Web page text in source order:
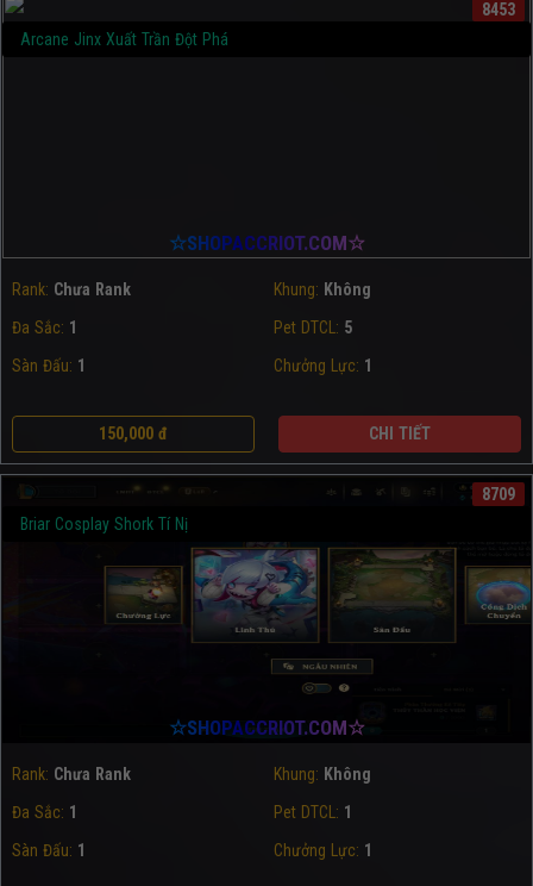
Arcane Jinx Xuất Trần Đột Phá
8453
☆SHOPACCRIOT.COM☆
Rank: Chưa Rank Khung: Không
Đa Sắc: 1 Pet DTCL: 5
Sàn Đấu: 1 Chưởng Lực: 1
150,000 đ CHI TIẾT
Briar Cosplay Shork Tí Nị
8709
☆SHOPACCRIOT.COM☆
Rank: Chưa Rank Khung: Không
Đa Sắc: 1 Pet DTCL: 1
Sàn Đấu: 1 Chưởng Lực: 1